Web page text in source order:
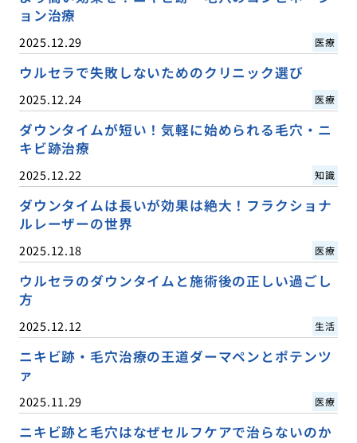
ョン治療
2025.12.29 医療
ウルセラで失敗しないためのクリニック選び
2025.12.24 医療
ダウンタイムが短い！気軽に始められる毛穴・ニ
キビ跡治療
2025.12.22 知識
ダウンタイムは長いが効果は絶大！フラクショナ
ルレーザーの世界
2025.12.18 医療
ウルセラのダウンタイムと施術後の正しい過ごし
方
2025.12.12 生活
ニキビ跡・毛穴治療の王道ダーマペンとポテンツ
ァ
2025.11.29 医療
ニキビ跡と毛穴はなぜセルフケアで治らないのか